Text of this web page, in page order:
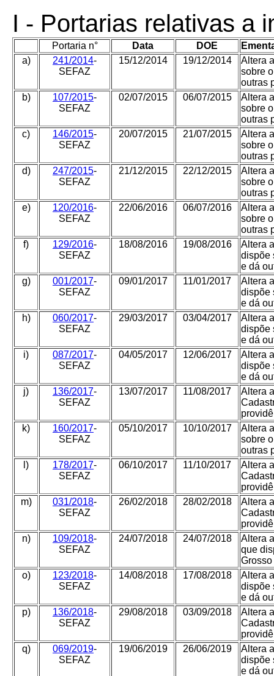
I - Portarias relativas a
Portaria n° Data DOE
a)
241/2014-
SEFAZ
15/12/2014 19/12/2014
Altera
sobre
outras
b)
107/2015-
SEFAZ
02/07/2015 06/07/2015
Altera
sobre
outras
c)
146/2015-
SEFAZ
20/07/2015 21/07/2015
Altera
sobre
outras
d)
247/2015-
SEFAZ
21/12/2015 22/12/2015
Altera
sobre
outras
e)
120/2016-
SEFAZ
22/06/2016 06/07/2016
Altera
sobre
outras
f)
129/2016-
SEFAZ
18/08/2016 19/08/2016
Altera
dispõe
e dá
g)
001/2017-
SEFAZ
09/01/2017 11/01/2017
Altera
dispõe
e dá
h)
060/2017-
SEFAZ
29/03/2017 03/04/2017
Altera
dispõe
e dá
i)
087/2017-
SEFAZ
04/05/2017 12/06/2017
Altera
dispõe
e dá
j)
136/2017-
SEFAZ
13/07/2017 11/08/2017
Altera
k)
160/2017-
SEFAZ
05/10/2017 10/10/2017
Altera
sobre
outras
l)
178/2017-
SEFAZ
06/10/2017 11/10/2017
Altera
m)
031/2018-
SEFAZ
26/02/2018 28/02/2018
Altera
n)
109/2018-
SEFAZ
24/07/2018 24/07/2018
Altera
que
o)
123/2018-
SEFAZ
14/08/2018 17/08/2018
Altera
dispõe
e dá
p)
136/2018-
SEFAZ
29/08/2018 03/09/2018
Altera
q)
069/2019-
SEFAZ
19/06/2019 26/06/2019
Altera
dispõe
e dá